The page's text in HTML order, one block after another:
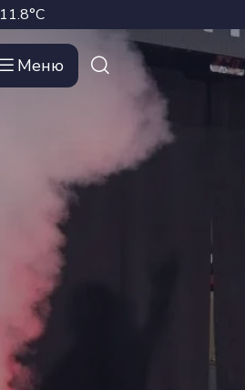
11.8°C
Меню